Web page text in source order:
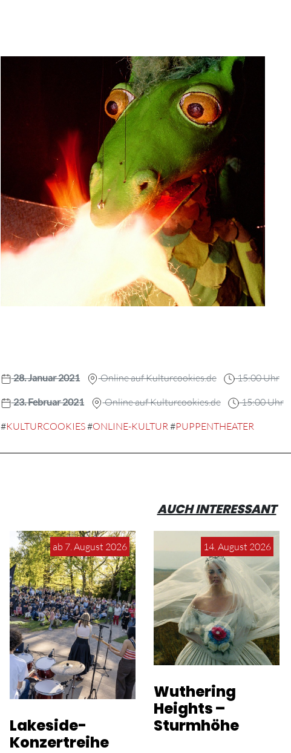
28. Januar 2021 Online auf Kulturcookies.de 15:00 Uhr
23. Februar 2021 Online auf Kulturcookies.de 15:00 Uhr
#KULTURCOOKIES#ONLINE-KULTUR #PUPPENTHEATER
AUCH INTERESSANT
ab 7. August 2026
Lakeside-
Konzertreihe
14. August 2026
Wuthering
Heights –
Sturmhöhe